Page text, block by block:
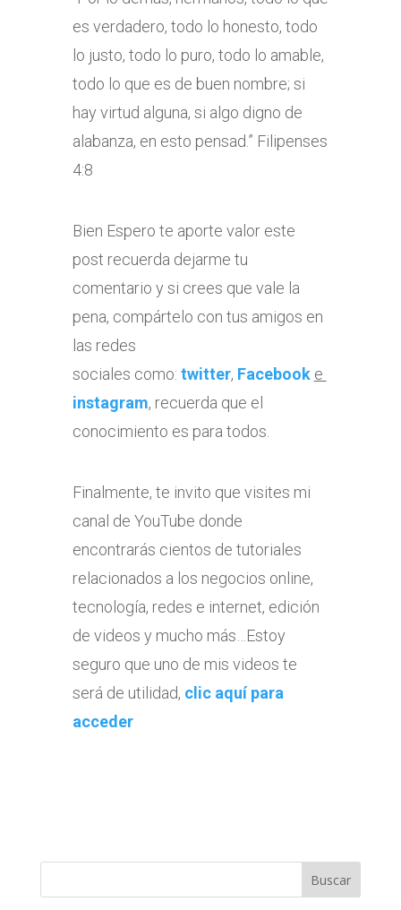
es verdadero, todo lo honesto, todo
lo justo, todo lo puro, todo lo amable,
todo lo que es de buen nombre; si
hay virtud alguna, si algo digno de
alabanza, en esto pensad.” Filipenses
4:8
Bien Espero te aporte valor este
post recuerda dejarme tu
comentario y si crees que vale la
pena, compártelo con tus amigos en
las redes
sociales como: twitter, Facebook e
instagram, recuerda que el
conocimiento es para todos.
Finalmente, te invito que visites mi
canal de YouTube donde
encontrarás cientos de tutoriales
relacionados a los negocios online,
tecnología, redes e internet, edición
de videos y mucho más…Estoy
seguro que uno de mis videos te
será de utilidad, clic aquí para
acceder
Buscar